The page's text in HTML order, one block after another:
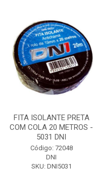
FITA ISOLANTE PRETA
COM COLA 20 METROS -
5031 DNI
Código: 72048
DNI
SKU: DNI5031